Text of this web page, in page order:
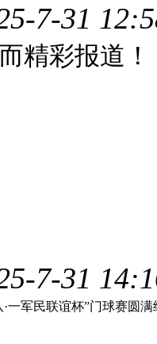
7-31
精彩报道！
7-31
一军民联谊杯”门球赛圆